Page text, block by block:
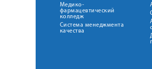
Медико-
фармацевтический
колледж
Система менеджмента
качества